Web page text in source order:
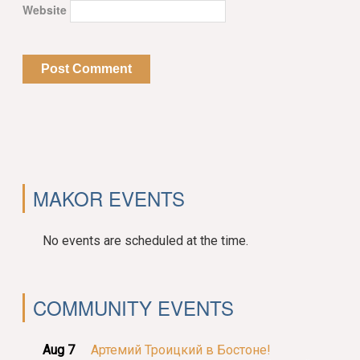
Website
MAKOR EVENTS
No events are scheduled at the time.
COMMUNITY EVENTS
Aug 7
Артемий Троицкий в Бостоне!